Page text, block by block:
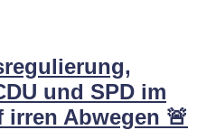
und SPD im
irren Abwegen 🚨